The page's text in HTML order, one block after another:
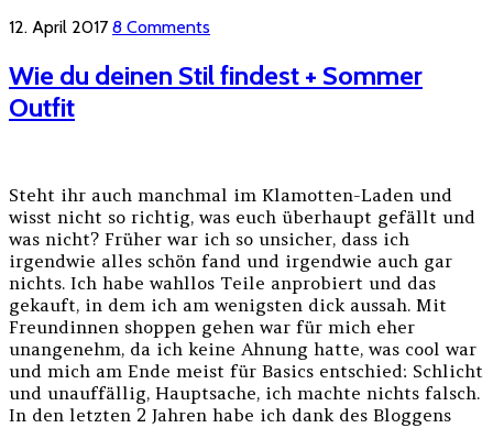
12. April 2017 8 Comments
Wie du deinen Stil findest + Sommer
Outfit
Steht ihr auch manchmal im Klamotten-Laden und
wisst nicht so richtig, was euch überhaupt gefällt und
was nicht? Früher war ich so unsicher, dass ich
irgendwie alles schön fand und irgendwie auch gar
nichts. Ich habe wahllos Teile anprobiert und das
gekauft, in dem ich am wenigsten dick aussah. Mit
Freundinnen shoppen gehen war für mich eher
unangenehm, da ich keine Ahnung hatte, was cool war
und mich am Ende meist für Basics entschied: Schlicht
und unauffällig, Hauptsache, ich machte nichts falsch.
In den letzten 2 Jahren habe ich dank des Bloggens